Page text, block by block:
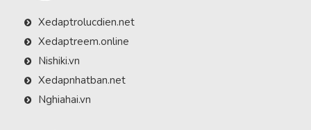
Xedaptrolucdien.net
Xedaptreem.online
Nishiki.vn
Xedapnhatban.net
Nghiahai.vn